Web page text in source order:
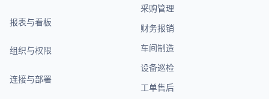
报表与看板
组织与权限
连接与部署
采购管理
财务报销
车间制造
设备巡检
工单售后